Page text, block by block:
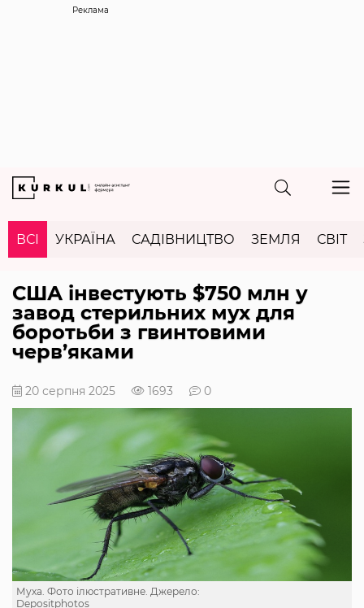
Реклама
ВСІ УКРАЇНА САДІВНИЦТВО ЗЕМЛЯ СВІТ
США інвестують $750 млн у
завод стерильних мух для
боротьби з гвинтовими
черв’яками
20 серпня 2025 1693 0
Муха. Фото ілюстративне. Джерело:
Depositphotos